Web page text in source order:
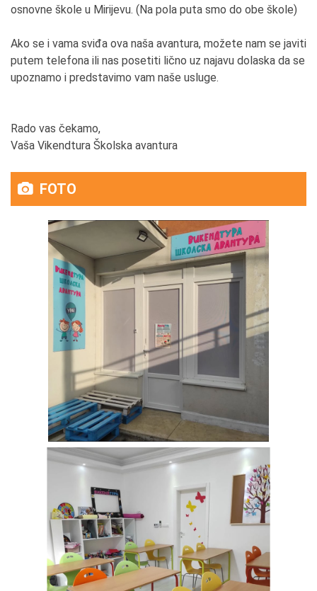
osnovne škole u Mirijevu. (Na pola puta smo do obe škole)
Ako se i vama sviđa ova naša avantura, možete nam se javiti
putem telefona ili nas posetiti lično uz najavu dolaska da se
upoznamo i predstavimo vam naše usluge.
Rado vas čekamo,
Vaša Vikendtura Školska avantura
FOTO